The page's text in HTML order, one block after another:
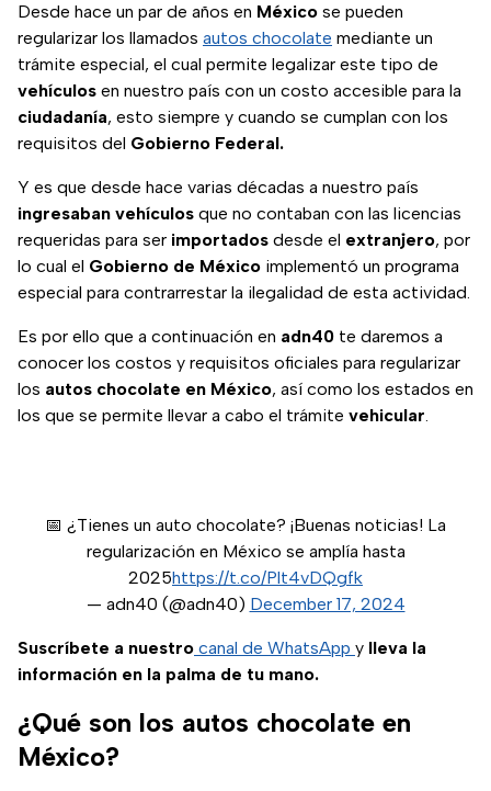
Desde hace un par de años en México se pueden
regularizar los llamados autos chocolate mediante un
trámite especial, el cual permite legalizar este tipo de
vehículos en nuestro país con un costo accesible para la
ciudadanía, esto siempre y cuando se cumplan con los
requisitos del Gobierno Federal.
Y es que desde hace varias décadas a nuestro país
ingresaban vehículos que no contaban con las licencias
requeridas para ser importados desde el extranjero, por
lo cual el Gobierno de México implementó un programa
especial para contrarrestar la ilegalidad de esta actividad.
Es por ello que a continuación en adn40 te daremos a
conocer los costos y requisitos oficiales para regularizar
los autos chocolate en México, así como los estados en
los que se permite llevar a cabo el trámite vehicular.
📅 ¿Tienes un auto chocolate? ¡Buenas noticias! La
regularización en México se amplía hasta
2025https://t.co/Plt4vDQgfk
— adn40 (@adn40) December 17, 2024
Suscríbete a nuestro canal de WhatsApp y lleva la
información en la palma de tu mano.
¿Qué son los autos chocolate en
México?